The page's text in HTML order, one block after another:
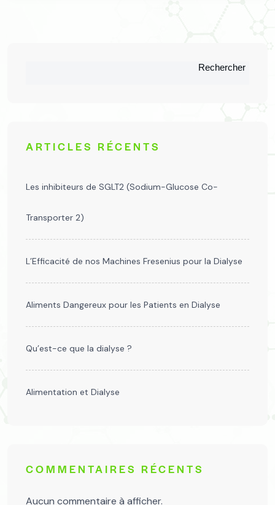
Rechercher
ARTICLES RÉCENTS
Les inhibiteurs de SGLT2 (Sodium-Glucose Co-
Transporter 2)
L’Efficacité de nos Machines Fresenius pour la Dialyse
Aliments Dangereux pour les Patients en Dialyse
Qu’est-ce que la dialyse ?
Alimentation et Dialyse
COMMENTAIRES RÉCENTS
Aucun commentaire à afficher.